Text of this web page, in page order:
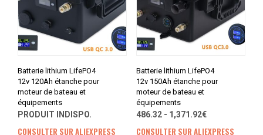
Batterie lithium LifePO4
12v 120Ah étanche pour
moteur de bateau et
équipements
PRODUIT INDISPO.
CONSULTER SUR ALIEXPRESS
Batterie lithium LifePO4
12v 150Ah étanche pour
moteur de bateau et
équipements
486.32 - 1,371.92€
CONSULTER SUR ALIEXPRESS